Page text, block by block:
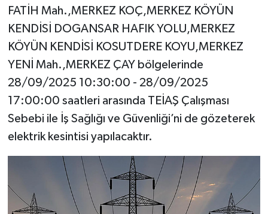
FATİH Mah.,MERKEZ KOÇ,MERKEZ KÖYÜN
KENDİSİ DOGANSAR HAFIK YOLU,MERKEZ
KÖYÜN KENDİSİ KOSUTDERE KOYU,MERKEZ
YENİ Mah.,MERKEZ ÇAY bölgelerinde
28/09/2025 10:30:00 - 28/09/2025
17:00:00 saatleri arasında TEİAŞ Çalışması
Sebebi ile İş Sağlığı ve Güvenliği’ni de gözeterek
elektrik kesintisi yapılacaktır.